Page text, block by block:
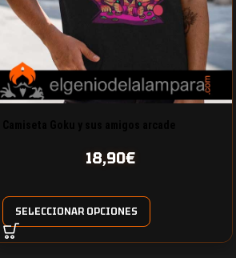
18,90€
SELECCIONAR OPCIONES